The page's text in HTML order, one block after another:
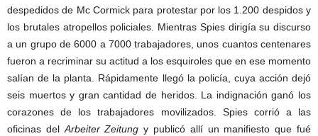
despedidos de Mc Cormick para protestar por los 1.200 despidos y
los brutales atropellos policiales. Mientras Spies dirigía su discurso
a un grupo de 6000 a 7000 trabajadores, unos cuantos centenares
fueron a recriminar su actitud a los esquiroles que en ese momento
salían de la planta. Rápidamente llegó la policía, cuya acción dejó
seis muertos y gran cantidad de heridos. La indignación ganó los
corazones de los trabajadores movilizados. Spies corrió a las
oficinas del Arbeiter Zeitung y publicó allí un manifiesto que fué